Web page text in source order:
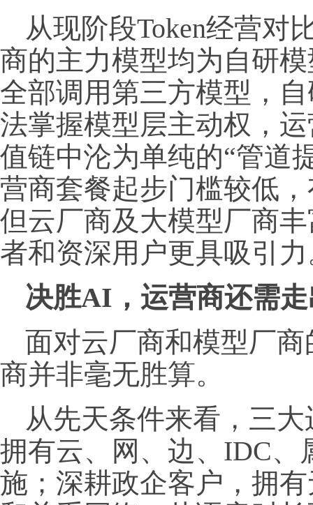
从现阶段Token经营对
商的主力模型均为自研
全部调用第三方模型，
法掌握模型层主动权，
值链中沦为单纯的“管道
营商套餐起步门槛较低
但云厂商及大模型厂商
者和资深用户更具吸引
决胜AI， 运营商还需
面对云厂商和模型厂
商并非毫无胜算。
从先天条件来看，三
拥有云、网、边、IDC、
施；深耕政企客户，拥